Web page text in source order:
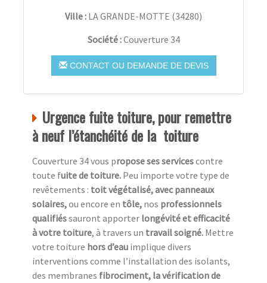
Ville : LA GRANDE-MOTTE (34280)
Société :Couverture 34
CONTACT OU DEMANDE DE DEVIS
Urgence fuite toiture, pour remettre
à neuf l’étanchéité de la toiture
Couverture 34 vous propose ses servicescontre
toute fuite de toiture. Peu importe votre type de
revêtements : toit végétalisé, avec panneaux
solaires,ou encore en tôle, nos professionnels
qualifiéssauront apporter longévité et efficacité
à votre toiture, à travers un travail soigné. Mettre
votre toiture hors d’eau implique divers
interventions comme l’installation des isolants,
des membranes fibrociment, la vérification de